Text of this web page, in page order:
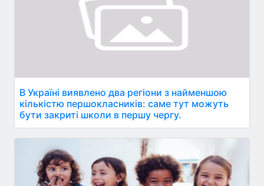
В Україні виявлено два регіони з найменшою
кількістю першокласників: саме тут можуть
бути закриті школи в першу чергу.